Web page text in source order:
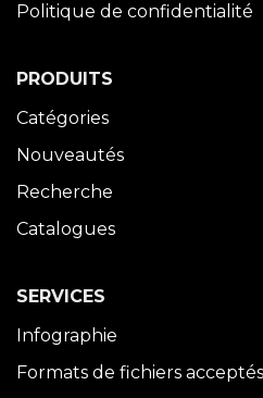
Politique de confidentialité
PRODUITS
Catégories
Nouveautés
Recherche
Catalogues
SERVICES
Infographie
Formats de fichiers acceptés